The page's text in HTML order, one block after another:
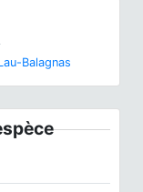
Balagnas